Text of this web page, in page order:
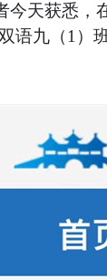
今天获悉，
语九（1）